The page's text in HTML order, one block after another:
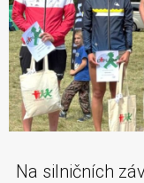
Na silničních